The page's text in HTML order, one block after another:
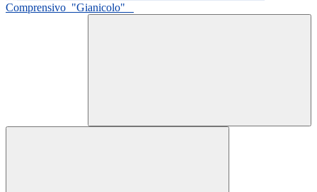
Comprensivo "Gianicolo"